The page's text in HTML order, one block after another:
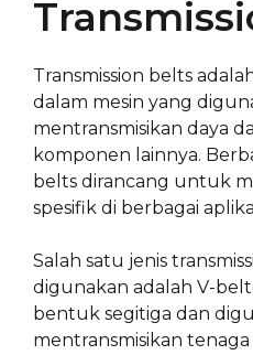
Transmission belts
dalam mesin yang
mentransmisikan daya
komponen lainnya.
belts dirancang untuk
spesifik di berbagai
Salah satu jenis
digunakan adalah V-
bentuk segitiga dan
mentransmisikan